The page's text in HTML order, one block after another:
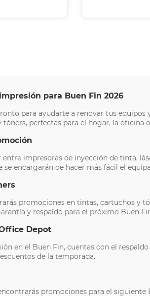
para Buen Fin 2026
para ayudarte a renovar tus
perfectas para el hogar, la oficina
impresoras de inyección de tinta,
se encargarán de hacer más fácil el
promociones en tintas, cartuchos y
y respaldo para el próximo Buen
Depot
en el Buen Fin, cuentas con el
de la temporada.
promociones para el siguiente